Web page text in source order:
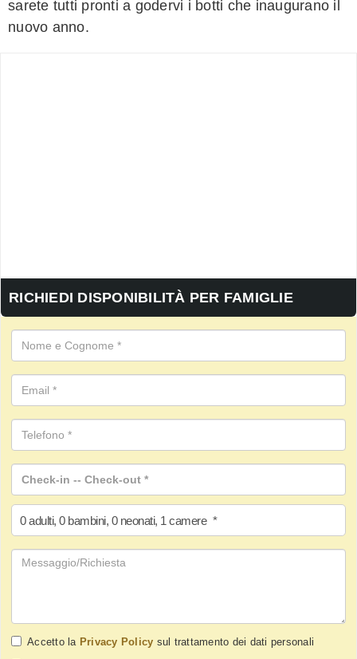
sarete tutti pronti a godervi i botti che inaugurano il
nuovo anno.
RICHIEDI DISPONIBILITÀ PER FAMIGLIE
0 adulti, 0 bambini, 0 neonati, 1 camere *
Accetto la Privacy Policy sul trattamento dei dati personali